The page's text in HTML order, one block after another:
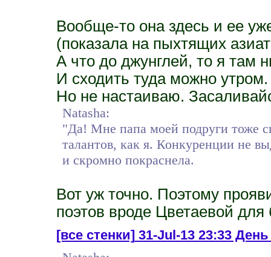
Вообще-то она здесь и ее
(показала на пыхтящих
А что до джунглей, то я там
И сходить туда можно утром.
Но не настаиваю.
Natasha:
"Да! Мне папа моей подруги тоже
талантов, как я. Конкуренции не
и скромно покраснела.
Вот уж точно. Поэтому
поэтов вроде Цветаевой для
[все стенки]31-Jul-13 23:33